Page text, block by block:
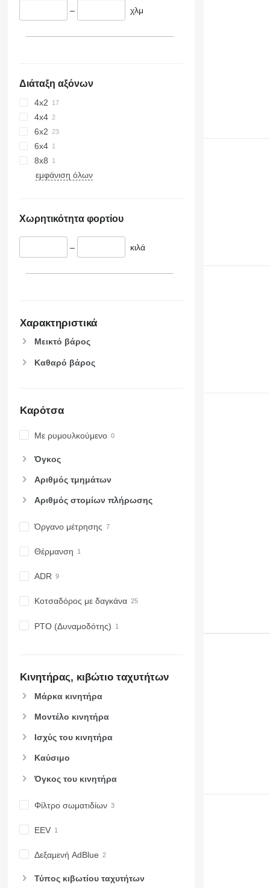
– χλμ
Διάταξη αξόνων
4x2
4x4
6x2
6x4
8x8
εμφάνιση όλων
Χωρητικότητα φορτίου
– κιλά
Χαρακτηριστικά
Μεικτό βάρος
Καθαρό βάρος
Καρότσα
Με ρυμουλκούμενο
Όγκος
Αριθμός τμημάτων
Αριθμός στομίων πλήρωσης
Όργανο μέτρησης
Θέρμανση
ADR
Κοτσαδόρος με δαγκάνα
PTO (Δυναμοδότης)
Κινητήρας, κιβώτιο ταχυτήτων
Μάρκα κινητήρα
Μοντέλο κινητήρα
Ισχύς του κινητήρα
Καύσιμο
Όγκος του κινητήρα
Φίλτρο σωματιδίων
EEV
Δεξαμενή AdBlue
Τύπος κιβωτίου ταχυτήτων